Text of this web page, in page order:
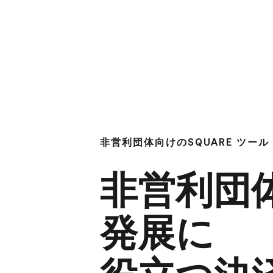
非営利団体向けの​SQUARE ツール
非営利団
発展に​